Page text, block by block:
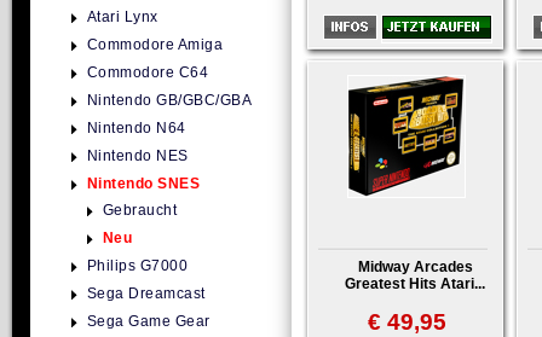
Midway Arcades
Greatest Hits Atari...
€ 49,95
Atari Lynx
Commodore Amiga
Commodore C64
Nintendo GB/GBC/GBA
Nintendo N64
Nintendo NES
Nintendo SNES
Gebraucht
Neu
Philips G7000
Sega Dreamcast
Sega Game Gear